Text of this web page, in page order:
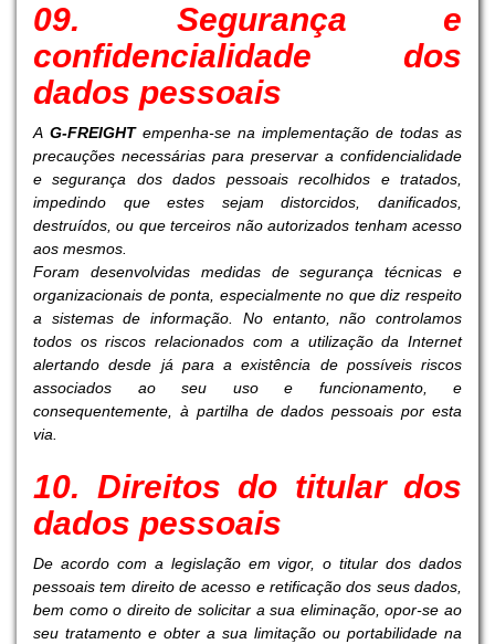
09. Segurança e
confidencialidade dos
dados pessoais
A G-FREIGHT empenha-se na implementação de todas as
precauções necessárias para preservar a confidencialidade
e segurança dos dados pessoais recolhidos e tratados,
impedindo que estes sejam distorcidos, danificados,
destruídos, ou que terceiros não autorizados tenham acesso
aos mesmos.
Foram desenvolvidas medidas de segurança técnicas e
organizacionais de ponta, especialmente no que diz respeito
a sistemas de informação. No entanto, não controlamos
todos os riscos relacionados com a utilização da Internet
alertando desde já para a existência de possíveis riscos
associados ao seu uso e funcionamento, e
consequentemente, à partilha de dados pessoais por esta
via.
10. Direitos do titular dos
dados pessoais
De acordo com a legislação em vigor, o titular dos dados
pessoais tem direito de acesso e retificação dos seus dados,
bem como o direito de solicitar a sua eliminação, opor-se ao
seu tratamento e obter a sua limitação ou portabilidade na